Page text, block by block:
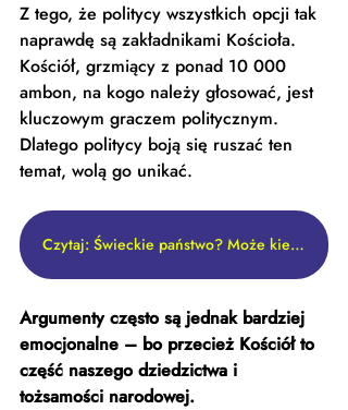
Z tego, że politycy wszystkich opcji tak
naprawdę są zakładnikami Kościoła.
Kościół, grzmiący z ponad 10 000
ambon, na kogo należy głosować, jest
kluczowym graczem politycznym.
Dlatego politycy boją się ruszać ten
temat, wolą go unikać.
Czytaj: Świeckie państwo? Może kiedyś
Argumenty często są jednak bardziej
emocjonalne – bo przecież Kościół to
część naszego dziedzictwa i
tożsamości narodowej.